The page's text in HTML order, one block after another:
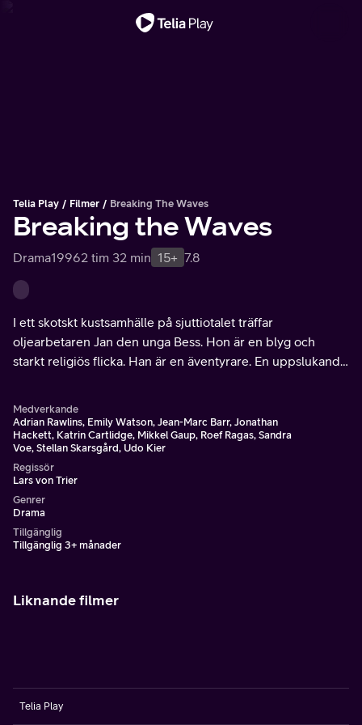
Telia Play Filmer Breaking The Waves
Breaking the Waves
Drama19962 tim 32 min 15+ 7.8
I ett skotskt kustsamhälle på sjuttiotalet träffar
oljearbetaren Jan den unga Bess. Hon är en blyg och
starkt religiös flicka. Han är en äventyrare. En uppslukande
Medverkande
Adrian Rawlins, Emily Watson, Jean-Marc Barr, Jonathan
Hackett, Katrin Cartlidge, Mikkel Gaup, Roef Ragas, Sandra
Voe, Stellan Skarsgård, Udo Kier
Regissör
Lars von Trier
Genrer
Drama
Tillgänglig
Tillgänglig 3+ månader
Liknande filmer
Telia Play